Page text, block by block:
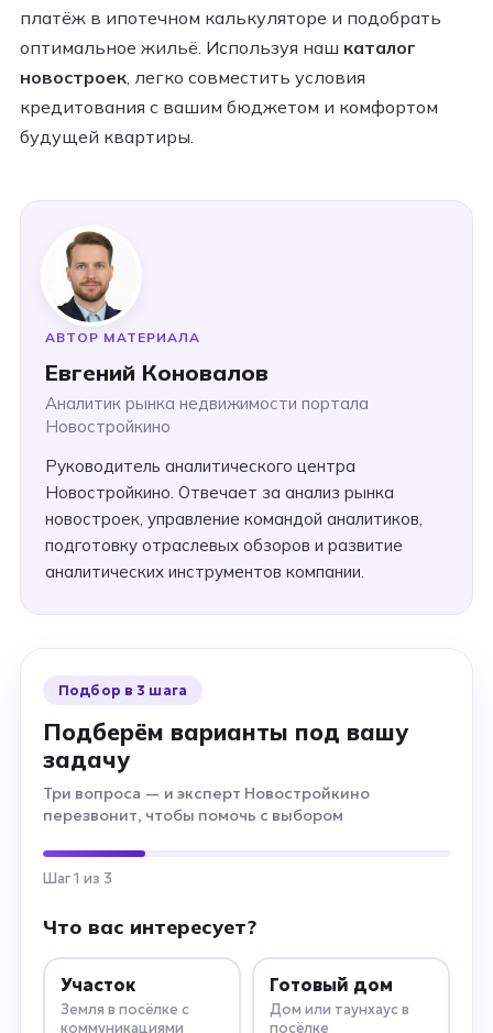
платёж в ипотечном калькуляторе и подобрать
оптимальное жильё. Используя наш каталог
новостроек , легко совместить условия
кредитования с вашим бюджетом и комфортом
будущей квартиры.
АВТОР МАТЕРИАЛА
Евгений Коновалов
Аналитик рынка недвижимости портала
Новостройкино
Руководитель аналитического центра
Новостройкино. Отвечает за анализ рынка
новостроек, управление командой аналитиков,
подготовку отраслевых обзоров и развитие
аналитических инструментов компании.
Подбор в 3 шага
Подберём варианты под вашу
задачу
Три вопроса — и эксперт Новостройкино
перезвонит, чтобы помочь с выбором
Шаг 1 из 3
Что вас интересует?
Участок
Земля в посёлке с
коммуникациями
Готовый дом
Дом или таунхаус в
посёлке